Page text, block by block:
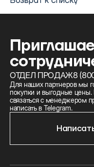
ОТДЕЛ ПРОДАЖ8
Для наших партнеров мы
покупки и выгодные
связаться с менеджером
написать в Telegram.